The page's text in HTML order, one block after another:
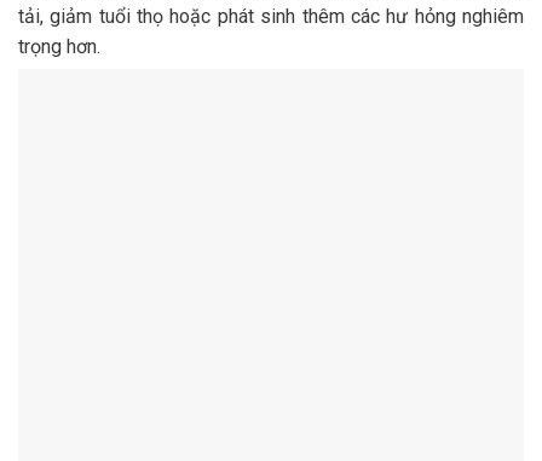
tải, giảm tuổi thọ hoặc phát sinh thêm các hư hỏng nghiêm
trọng hơn.